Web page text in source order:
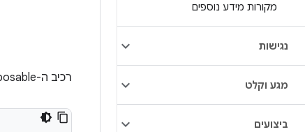
מקורות מידע נוספים
נגישות
מגע וקלט
ביצועים
רכיב ה-Composable‏